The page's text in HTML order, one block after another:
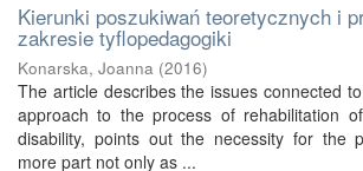
Kierunki poszukiwań teoretycznych i
zakresie tyflopedagogiki
Konarska, Joanna (2016)
The article describes the issues connected
approach to the process of rehabilitation
disability, points out the necessity for the
more part not only as ...